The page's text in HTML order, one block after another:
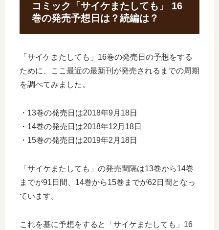
コミック「サイケまたしても」 16
巻の発売予想日は？続編は？
「サイケまたしても」16巻の発売日の予想をする
ために、ここ最近の最新刊が発売されるまでの周期
を調べてみました。
・13巻の発売日は2018年9月18日
・14巻の発売日は2018年12月18日
・15巻の発売日は2019年2月18日
「サイケまたしても」の発売間隔は13巻から14巻
までが91日間、14巻から15巻までが62日間となっ
ています。
これを基に予想をすると「サイケまたしても」16